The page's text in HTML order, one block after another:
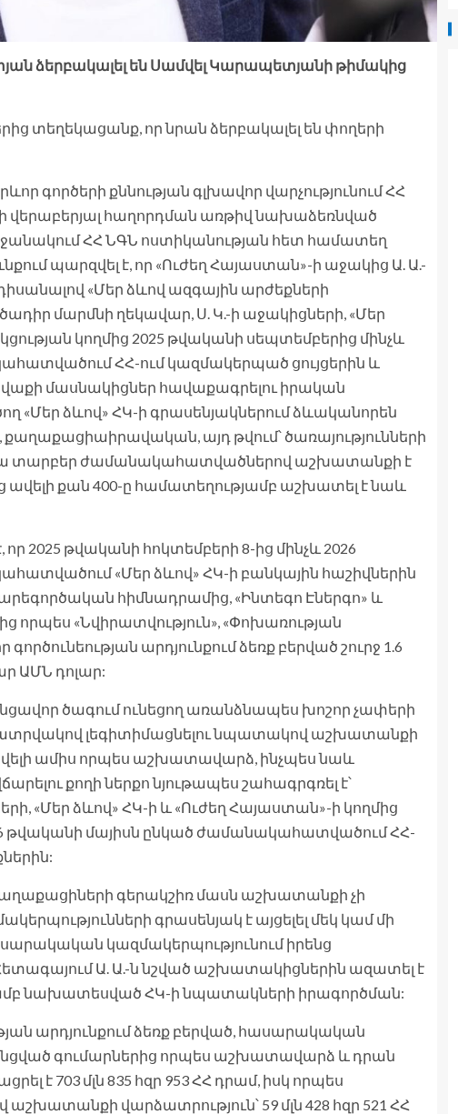
ձերբակալել են Սամվել Կարապետյանի թիմակից
տեղեկացանք, որ նրան ձերբակալել են փողերի
գործերի քննության գլխավոր վարչությունում ՀՀ
վերաբերյալ հաղորդման առթիվ նախաձեռնված
ՀՀ ՆԳՆ ոստիկանության հետ համատեղ
պարզվել է, որ «Ուժեղ Հայաստան»-ի աջակից Ա. Ա.-
«Մեր ձևով ազգային արժեքների
մարմնի ղեկավար, Ս. Կ.-ի աջակիցների, «Մեր
կողմից 2025 թվականի սեպտեմբերից մինչև
ՀՀ-ում կազմակերպած ցույցերին և
մասնակիցներ հավաքագրելու իրական
«Մեր ձևով» ՀԿ-ի գրասենյակներում ձևականորեն
քաղաքացիաիրավական, այդ թվում՝ ծառայությունների
տարբեր ժամանակահատվածներով աշխատանքի է
ավելի քան 400-ը համատեղությամբ աշխատել է նաև
2025 թվականի հոկտեմբերի 8-ից մինչև 2026
«Մեր ձևով» ՀԿ-ի բանկային հաշիվներին
հիմնադրամից, «Ինտեգո Էներգո» և
որպես «Նվիրատվություն», «Փոխառության
արդյունքում ձեռք բերված շուրջ 1.6
ԱՄՆ դոլար:
ծագում ունեցող առանձնապես խոշոր չափերի
լեգիտիմացնելու նպատակով աշխատանքի
ամիս որպես աշխատավարձ, ինչպես նաև
քողի ներքո նյութապես շահագրգռել է՝
«Մեր ձևով» ՀԿ-ի և «Ուժեղ Հայաստան»-ի կողմից
թվականի մայիսն ընկած ժամանակահատվածում ՀՀ-
գերակշիռ մասն աշխատանքի չի
գրասենյակ է այցելել մեկ կամ մի
կազմակերպությունում իրենց
Ա. Ա.-ն նշված աշխատակիցներին ազատել է
նախատեսված ՀԿ-ի նպատակների իրագործման:
արդյունքում ձեռք բերված, հասարակական
գումարներից որպես աշխատավարձ և դրան
է 703 մլն 835 հզր 953 ՀՀ դրամ, իսկ որպես
վարձատրություն՝ 59 մլն 428 հզր 521 ՀՀ